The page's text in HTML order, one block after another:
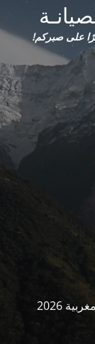
على صبركم!